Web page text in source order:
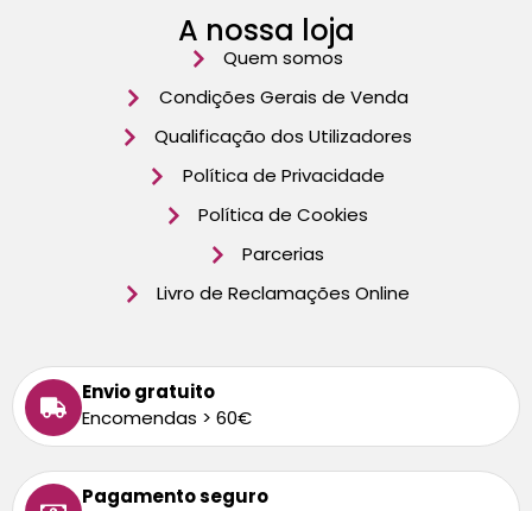
A nossa loja
Quem somos
Condições Gerais de Venda
Qualificação dos Utilizadores
Política de Privacidade
Política de Cookies
Parcerias
Livro de Reclamações Online
Envio gratuito
Encomendas > 60€
Pagamento seguro